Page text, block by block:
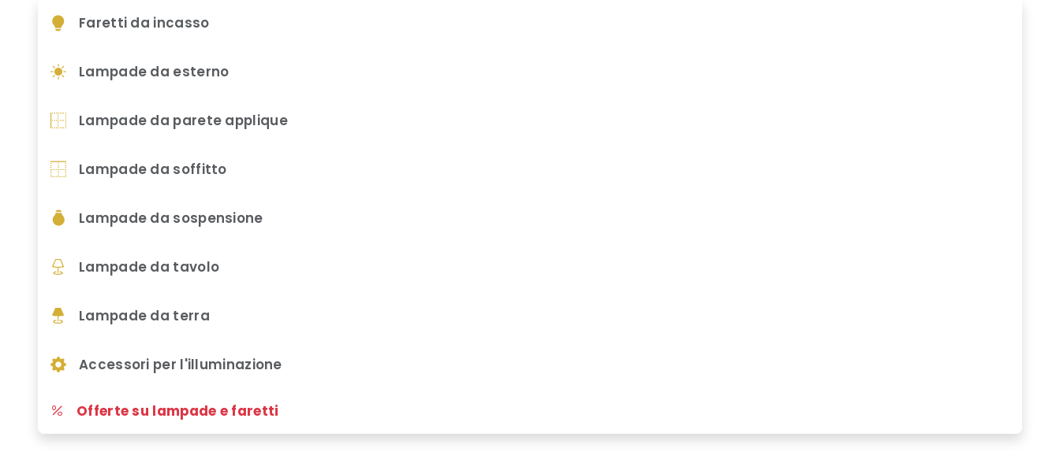
Faretti da incasso
Lampade da esterno
Lampade da parete applique
Lampade da soffitto
Lampade da sospensione
Lampade da tavolo
Lampade da terra
Accessori per l'illuminazione
Offerte su lampade e faretti